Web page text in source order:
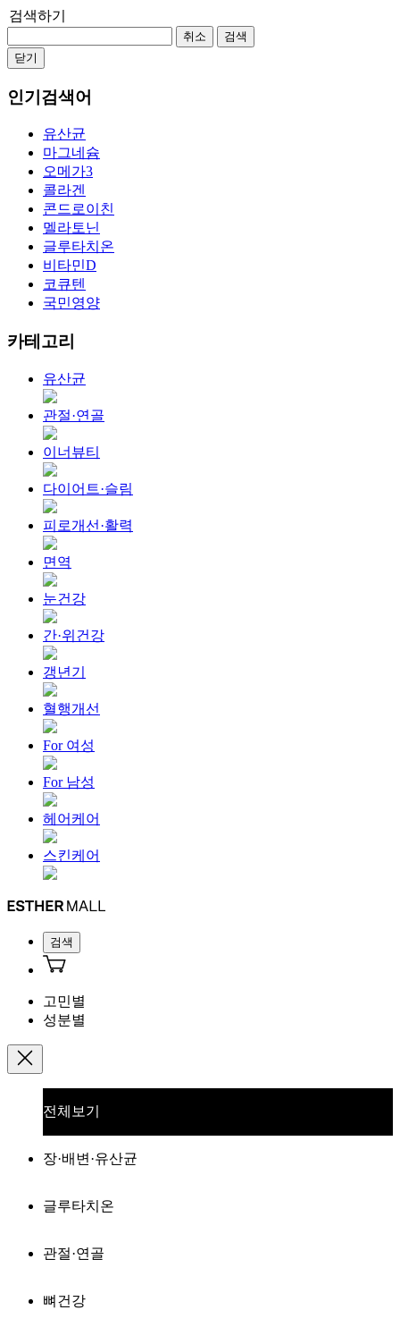
검색하기
취소
검색
닫기
인기검색어
유산균
마그네슘
오메가3
콜라겐
콘드로이친
멜라토닌
글루타치온
비타민D
코큐텐
국민영양
카테고리
유산균
관절·연골
이너뷰티
다이어트·슬림
피로개선·활력
면역
눈건강
간·위건강
갱년기
혈행개선
For 여성
For 남성
헤어케어
스킨케어
검색
고민별
성분별
전체보기
장·배변·유산균
글루타치온
관절·연골
뼈건강